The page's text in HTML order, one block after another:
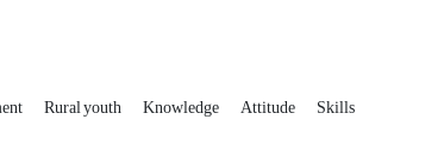
Rural youth Knowledge Attitude Skills